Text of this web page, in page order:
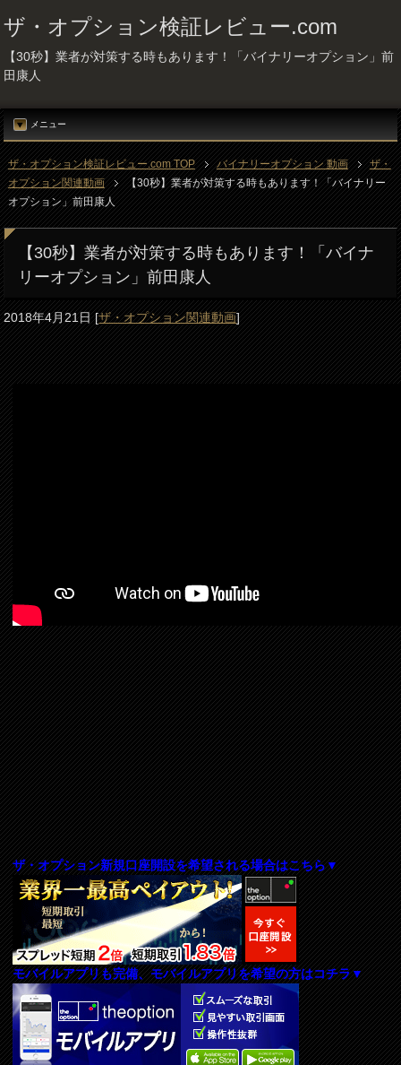
ザ・オプション検証レビュー.com
【30秒】業者が対策する時もあります！「バイナリーオプション」前
田康人
メニュー
ザ・オプション検証レビュー.com TOP バイナリーオプション 動画
ザ・
オプション関連動画
【30秒】業者が対策する時もあります！「バイナリー
オプション」前田康人
【30秒】業者が対策する時もあります！「バイナ
リーオプション」前田康人
2018年4月21日[ザ・オプション関連動画]
ザ・オプション新規口座開設を希望される場合はこちら▼
モバイルアプリも完備、モバイルアプリを希望の方はコチラ▼